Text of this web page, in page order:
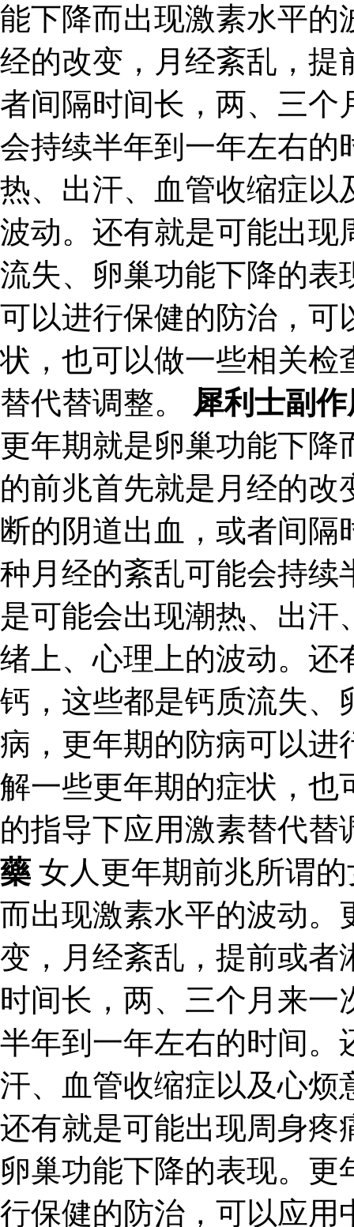
能下降而出现激素水平的
经的改变，月经紊乱，提
者间隔时间长，两、三个
会持续半年到一年左右的
热、出汗、血管收缩症以
波动。还有就是可能出现
流失、卵巢功能下降的表
可以进行保健的防治，可
状，也可以做一些相关检
替代替调整。 犀利士副
更年期就是卵巢功能下降
的前兆首先就是月经的
断的阴道出血，或者间
种月经的紊乱可能会持续
是可能会出现潮热、出
绪上、心理上的波动。还
钙，这些都是钙质流失、
病，更年期的防病可以进
解一些更年期的症状，也
的指导下应用激素替代替
藥 女人更年期前兆所谓
而出现激素水平的波动。
变，月经紊乱，提前或者
时间长，两、三个月来
半年到一年左右的时间。
汗、血管收缩症以及心烦
还有就是可能出现周身疼
卵巢功能下降的表现。
行保健的防治，可以应用